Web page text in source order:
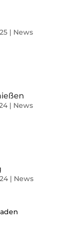
| News
| News
| News